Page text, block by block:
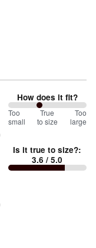
How does it fit?
80%
between
small
and
Too
small
True
to size
Too
large
Is it true to size?:
3.6 / 5.0